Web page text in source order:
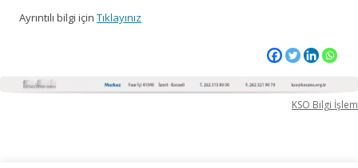
Ayrıntılı bilgi için Tıklayınız
KSO Bilgi İşlem